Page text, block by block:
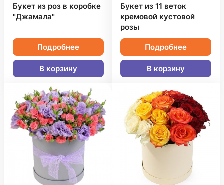
Букет из роз в коробке
"Джамала"
Подробнее
В корзину
Букет из 11 веток
кремовой кустовой
розы
Подробнее
В корзину